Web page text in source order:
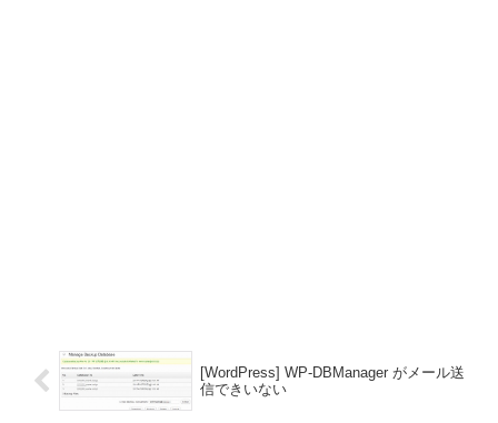
[WordPress] WP-DBManager がメール送
信できいない